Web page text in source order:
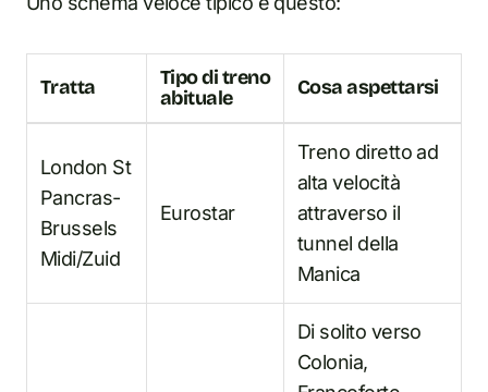
Tratta
Tipo di treno
abituale
Cosa aspettarsi
London St
Pancras-
Brussels
Midi/Zuid
Eurostar
Treno diretto ad
alta velocità
attraverso il
tunnel della
Manica
Di solito verso
Colonia,